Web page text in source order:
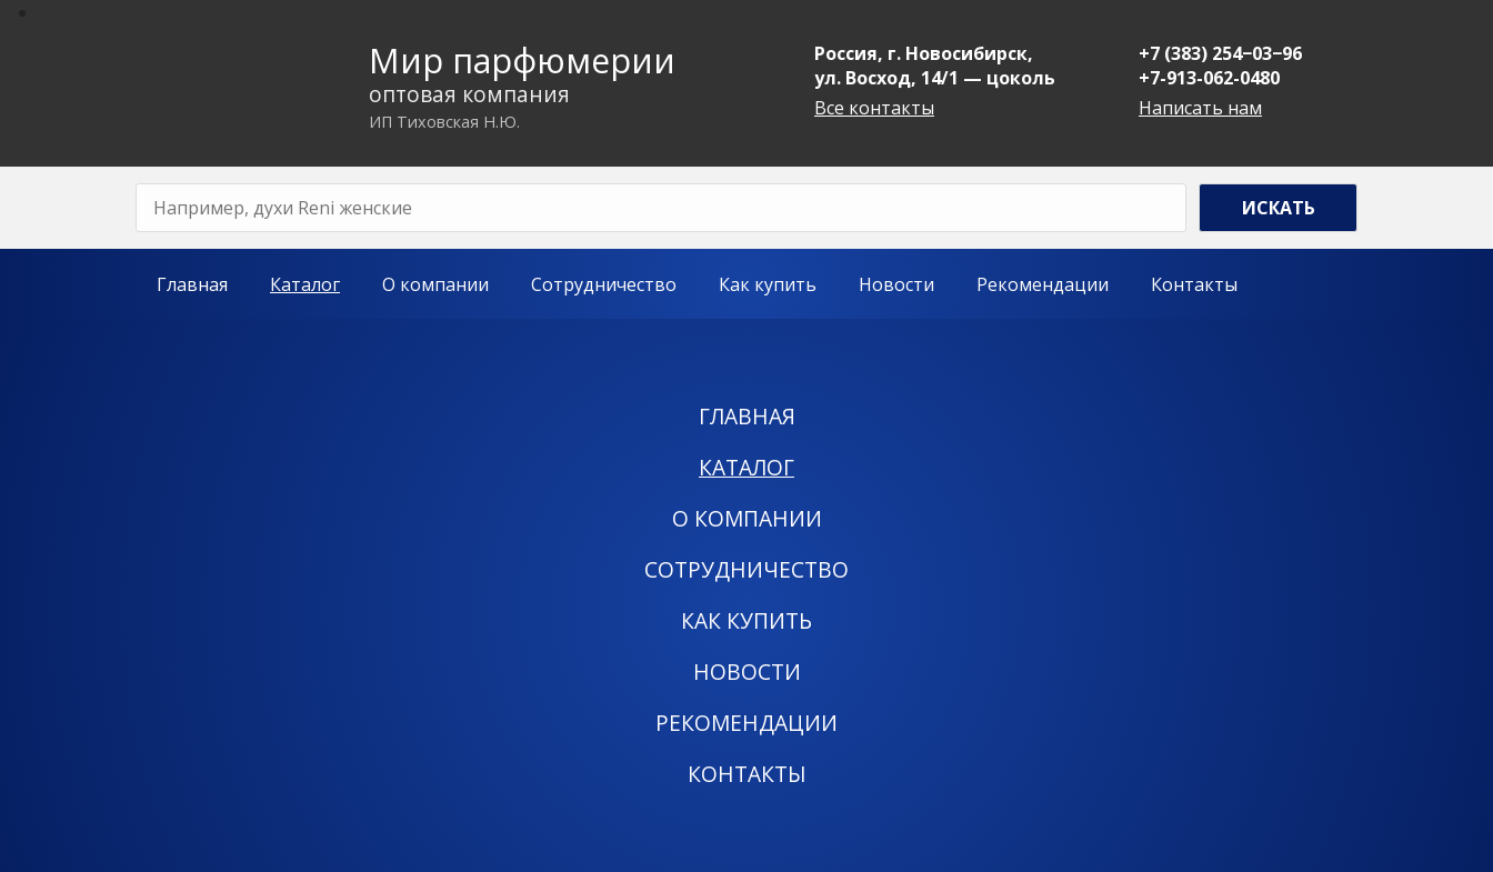
Мир парфюмерии
оптовая компания
ИП Тиховская Н.Ю.
Россия, г. Новосибирск,
ул. Восход, 14/1 — цоколь
Все контакты
+7 (383) 254−03−96
+7-913-062-0480
Написать нам
Главная Каталог О компании Сотрудничество Как купить Новости Рекомендации Контакты
ГЛАВНАЯ
КАТАЛОГ
О КОМПАНИИ
СОТРУДНИЧЕСТВО
КАК КУПИТЬ
НОВОСТИ
РЕКОМЕНДАЦИИ
КОНТАКТЫ